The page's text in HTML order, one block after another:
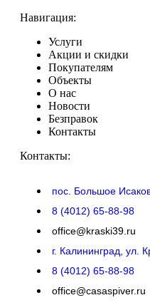
Навигация:
Услуги
Акции и скидки
Покупателям
Объекты
О нас
Новости
Безправок
Контакты
Контакты:
пос. Большое
8 (4012) 65-88-98
office@kraski39.ru
г. Калининград, ул.
8 (4012) 65-88-98
office@casaspiver.ru